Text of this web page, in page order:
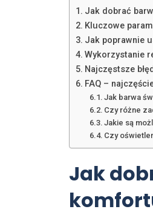
Jak dobrać
Kluczowe
Jak poprawnie
Wykorzystanie
Najczęstsze
FAQ –
Jak barwa
Czy różne
Jakie są
Czy
Jak